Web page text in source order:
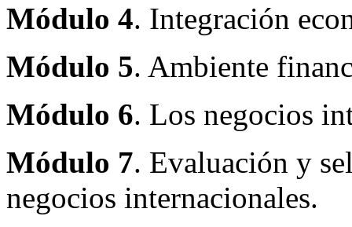
Módulo 4. Integración
Módulo 5. Ambiente
Módulo 6. Los negocios
Módulo 7. Evaluación y
negocios internacionales.